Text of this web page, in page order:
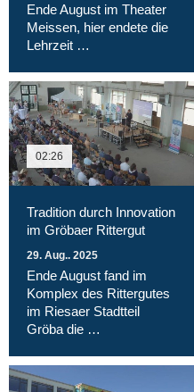
Ende August im Theater
Meissen, hier endete die
Lehrzeit …
02:26
Tradition durch Innovation
im Gröbaer Rittergut
29. Aug.. 2025
Ende August fand im
Komplex des Rittergutes
im Riesaer Stadtteil
Gröba die …